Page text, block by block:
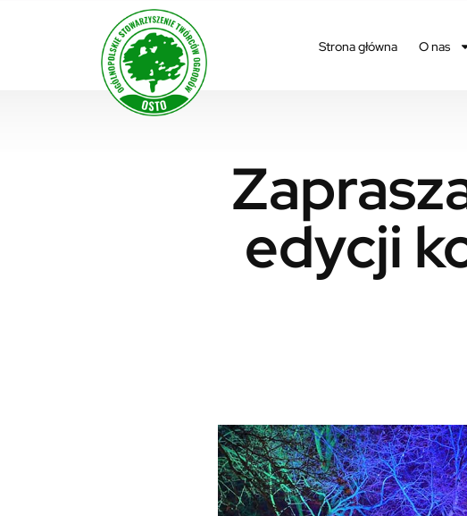
Strona główna O nas
edycji